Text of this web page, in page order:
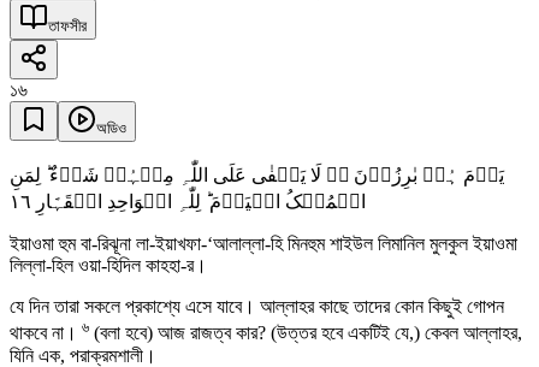
তাফসীর
১৬
অডিও
یَوۡمَ ہُمۡ بٰرِزُوۡنَ ۬ۚ لَا یَخۡفٰی عَلَی اللّٰہِ مِنۡہُمۡ شَیۡءٌ ؕ لِمَنِ
الۡمُلۡکُ الۡیَوۡمَ ؕ لِلّٰہِ الۡوَاحِدِ الۡقَہَّارِ ١٦
ইয়াওমা হুম বা-রিঝূনা লা-ইয়াখফা-‘আলাল্লা-হি মিনহুম শাইউল লিমানিল মুলকুল ইয়াওমা
লিল্লা-হিল ওয়া-হিদিল কাহহা-র।
যে দিন তারা সকলে প্রকাশ্যে এসে যাবে। আল্লাহর কাছে তাদের কোন কিছুই গোপন
থাকবে না। ৬ (বলা হবে) আজ রাজত্ব কার? (উত্তর হবে একটিই যে,) কেবল আল্লাহর,
যিনি এক, পরাক্রমশালী।